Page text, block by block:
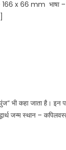
– 166 x 66
भी कहा जाता है। इन
जन्म स्थान –